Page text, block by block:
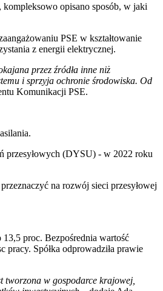
kompleksowo opisano sposób, w jaki
PSE w kształtowanie
z energii elektrycznej.
przez źródła inne niż
i sprzyja ochronie środowiska. Od
Komunikacji PSE.
przesyłowych (DYSU) - w 2022 roku
na rozwój sieci przesyłowej
proc. Bezpośrednia wartość
pracy. Spółka odprowadziła prawie
tworzona w gospodarce krajowej,